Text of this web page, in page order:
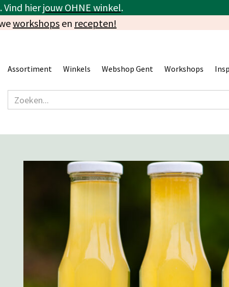
Vind hierjouw OHNE winkel.
workshops en recepten!
Assortiment Winkels Webshop Gent Workshops